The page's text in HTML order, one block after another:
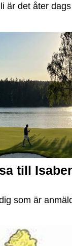
är det åter
till
som är